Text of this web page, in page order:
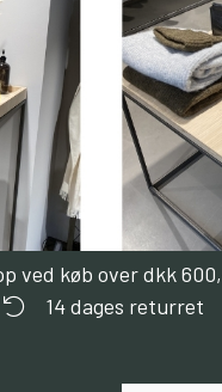
ved køb over dkk
14 dages returret